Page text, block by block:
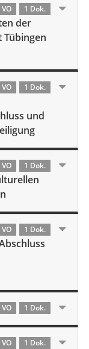
VO 1 Dok.
der
VO 1 Dok.
und
VO 1 Dok.
VO 1 Dok.
VO 1 Dok.
VO 1 Dok.